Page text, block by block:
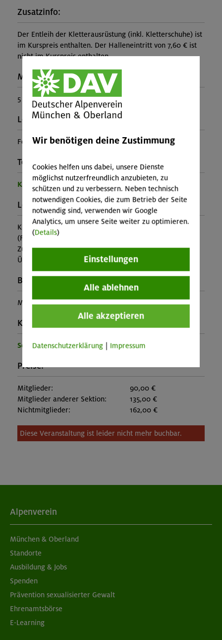
Zusatzinfo:
Der Entleih der Kletterausrüstung (inkl. Kletterschuhe) ist
im Kurspreis enthalten. Der Halleneintritt von 7,60 € ist
nicht im Kurspreis enthalten.
Maximale Teilnehmerzahl:
5
Leiter*in:
Foad Joodi Khosroshahi
Teilprogramm:
Kinder- und Jugendprogramm
Leistung:
Kursleitung, Ausrüstung
(Falls nicht in den Leistungen inbegriffen, fallen
Zusatzkosten für z.B. An- und Abreise, Verpflegung,
Übernachtung oder Skipass an.)
Buchungscode:
MUC-25-0950
Kontakt Veranstalter:
Sektion München
Preise:
Mitglieder:
90,00 €
Mitglieder anderer Sektion:
135,00 €
Nichtmitglieder:
162,00 €
Diese Veranstaltung ist leider nicht mehr buchbar.
Alpenverein
München & Oberland
Standorte
Ausbildung & Jobs
Spenden
Prävention sexualisierter Gewalt
Ehrenamtsbörse
E-Learning
Wir benötigen deine Zustimmung
Cookies helfen uns dabei, unsere Dienste
möglichst nutzerfreundlich anzubieten, zu
schützen und zu verbessern. Neben technisch
notwendigen Cookies, die zum Betrieb der Seite
notwendig sind, verwenden wir Google
Analytics, um unsere Seite weiter zu optimieren.
(Details)
Einstellungen
Alle ablehnen
Alle akzeptieren
Datenschutzerklärung Impressum